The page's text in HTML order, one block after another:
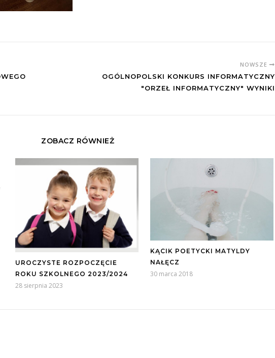
NOWSZE
OGÓLNOPOLSKI KONKURS INFORMATYCZNY
"ORZEŁ INFORMATYCZNY" WYNIKI
ZOBACZ RÓWNIEŻ
UROCZYSTE ROZPOCZĘCIE
ROKU SZKOLNEGO 2023/2024
28 sierpnia 2023
KĄCIK POETYCKI MATYLDY
NAŁĘCZ
30 marca 2018